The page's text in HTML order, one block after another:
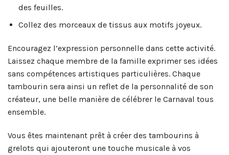
des feuilles.
Collez des morceaux de tissus aux motifs joyeux.
Encouragez l’expression personnelle dans cette activité.
Laissez chaque membre de la famille exprimer ses idées
sans compétences artistiques particulières. Chaque
tambourin sera ainsi un reflet de la personnalité de son
créateur, une belle manière de célébrer le Carnaval tous
ensemble.
Vous êtes maintenant prêt à créer des tambourins à
grelots qui ajouteront une touche musicale à vos